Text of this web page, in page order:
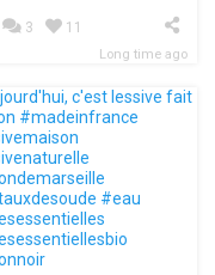
3 11
Long time ago